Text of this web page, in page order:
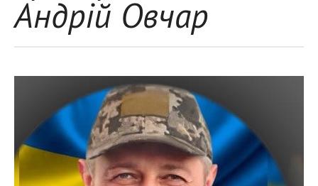
Андрій Овчар